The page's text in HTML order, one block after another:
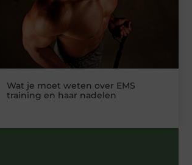
Wat je moet weten over EMS
training en haar nadelen